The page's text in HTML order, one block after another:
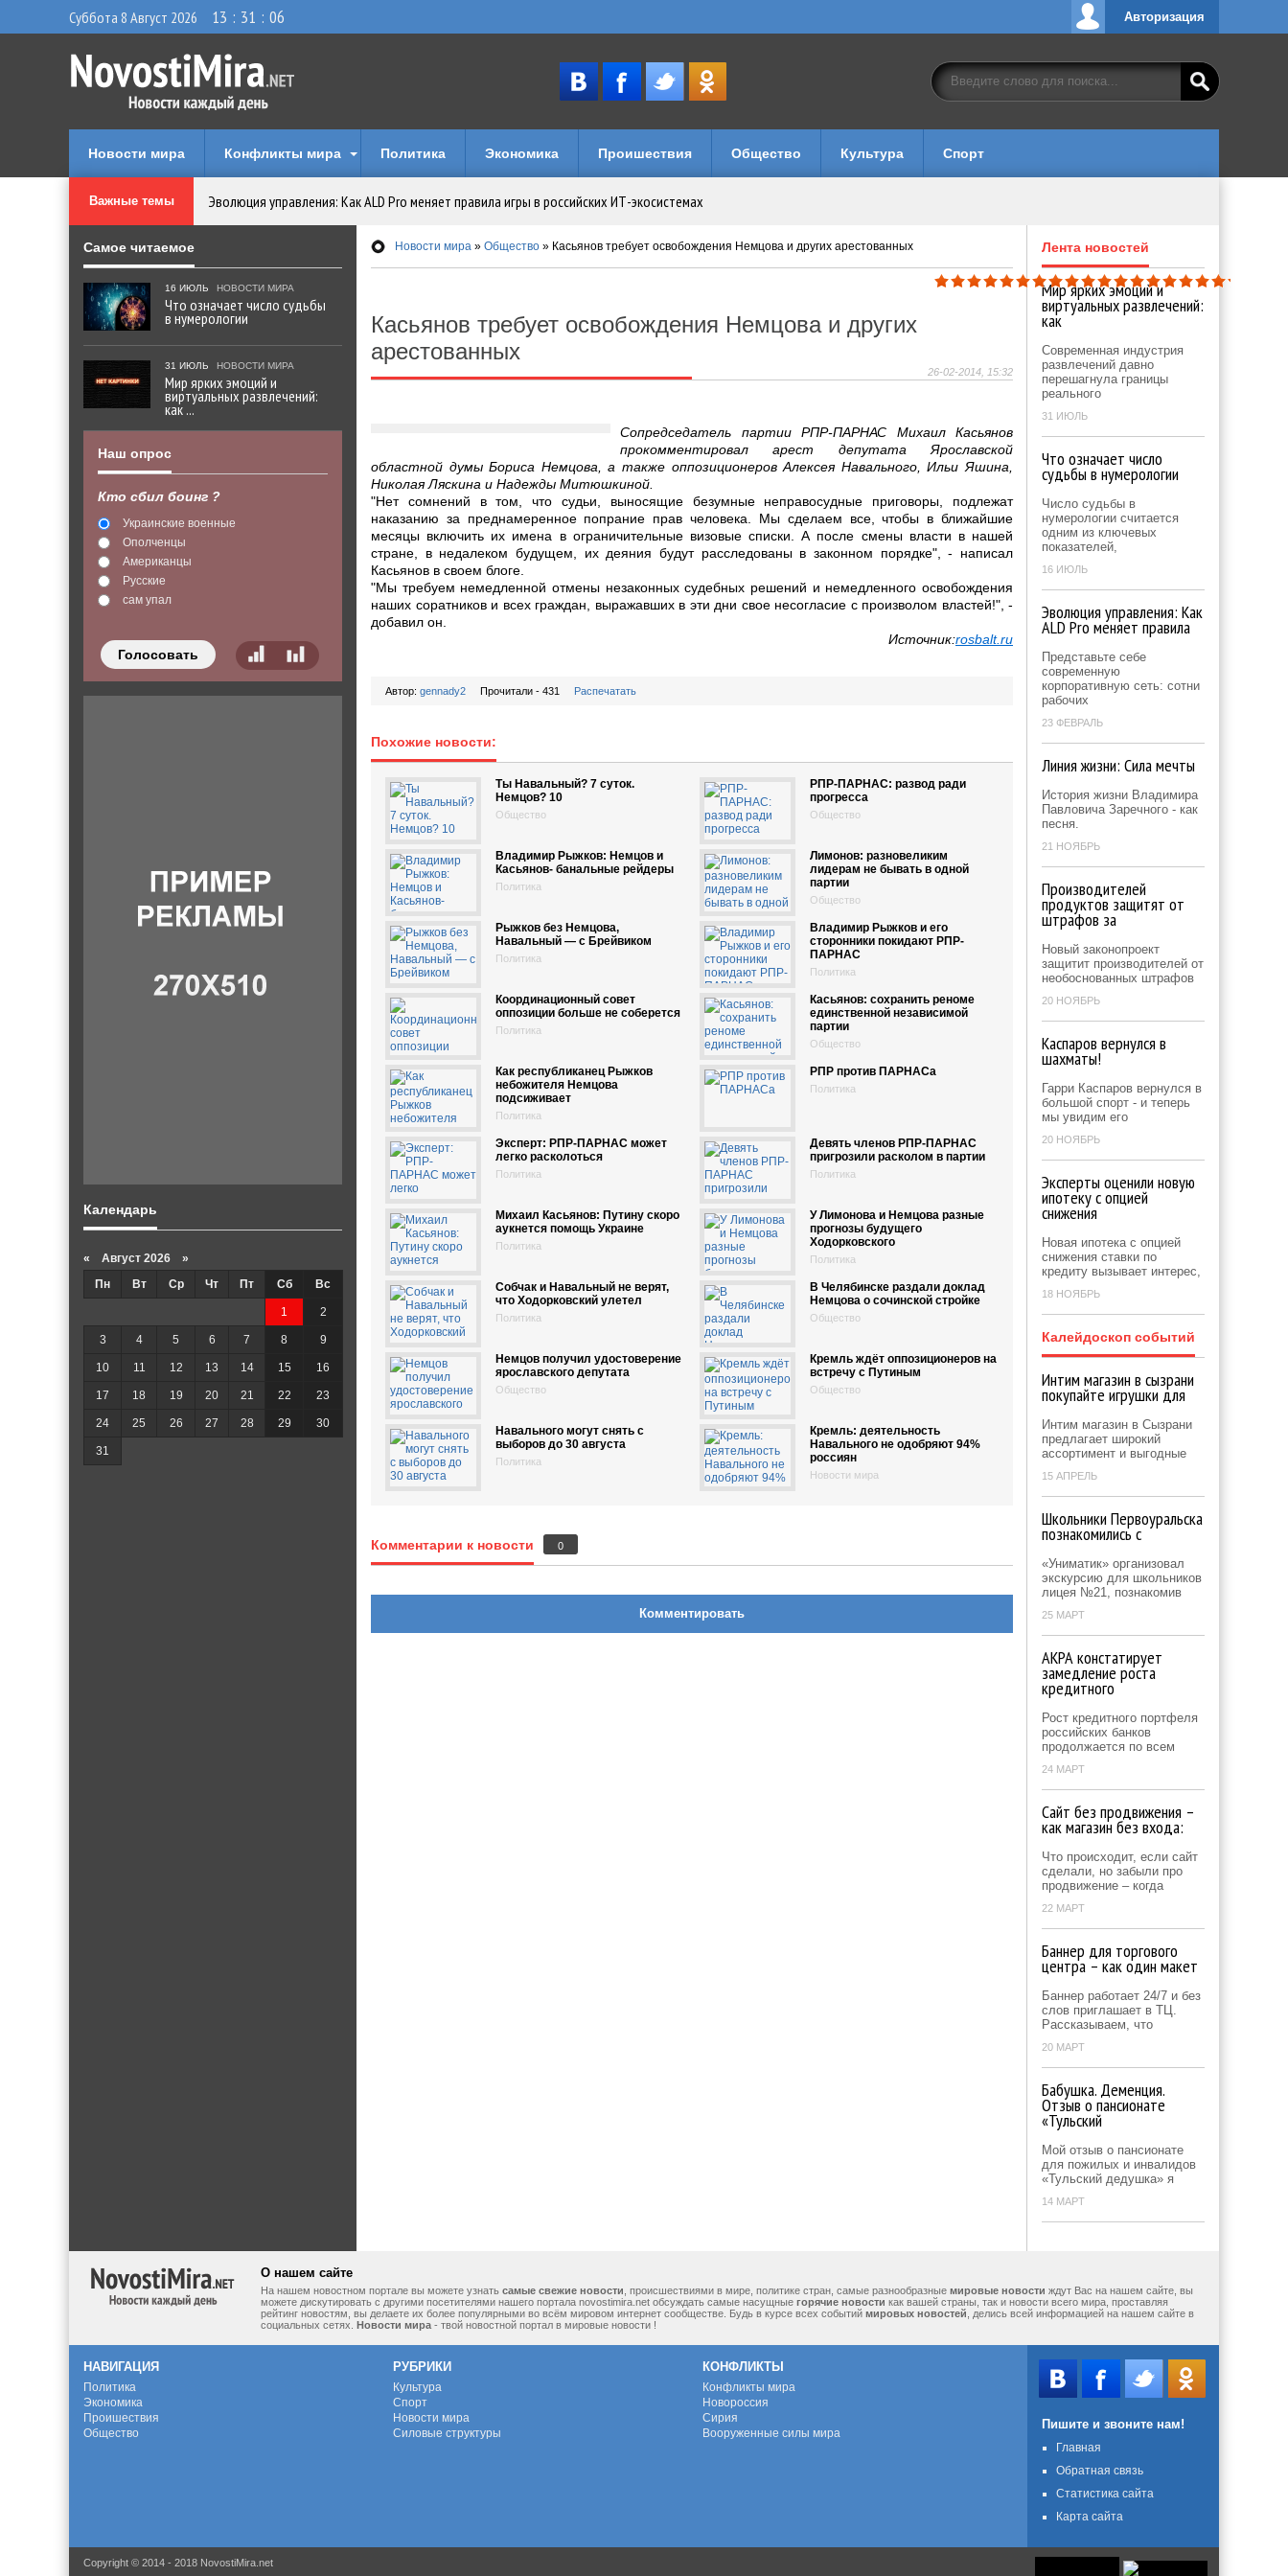
Авторизация
Суббота 8 Август 2026 13 : 31 : 07
Новости мира Конфликты мира Политика Экономика Проишествия Общество Культура Спорт
Важные темы Эволюция управления: Как ALD Pro меняет правила игры в российских ИТ-экосистемах
Криптовалюту предложили признать имуществом в Уголовном кодексе
Идеи, куда сходить с детьми в парки, музеи и кафе
Мир ярких эмоций и виртуальных развлечений: как устроен досуг на игровых порталах
Что означает число судьбы в нумерологии
Новости мира » Общество » Касьянов требует освобождения Немцова и других арестованных
Касьянов требует освобождения Немцова и других
арестованных
26-02-2014, 15:32
Сопредседатель партии РПР-ПАРНАС Михаил Касьянов
прокомментировал арест депутата Ярославской
областной думы Бориса Немцова, а также оппозиционеров Алексея Навального, Ильи Яшина,
Николая Ляскина и Надежды Митюшкиной.
"Нет сомнений в том, что судьи, выносящие безумные неправосудные приговоры, подлежат
наказанию за преднамеренное попрание прав человека. Мы сделаем все, чтобы в ближайшие
месяцы включить их имена в ограничительные визовые списки. А после смены власти в нашей
стране, в недалеком будущем, их деяния будут расследованы в законном порядке", - написал
Касьянов в своем блоге.
"Мы требуем немедленной отмены незаконных судебных решений и немедленного освобождения
наших соратников и всех граждан, выражавших в эти дни свое несогласие с произволом властей!", -
добавил он.
Источник:rosbalt.ru
Автор: gennady2 Прочитали - 431 Распечатать
Похожие новости:
Ты Навальный? 7 суток.
Немцов? 10
Общество
РПР-ПАРНАС: развод ради
прогресса
Общество
Владимир Рыжков: Немцов и
Касьянов- банальные рейдеры
Политика
Лимонов: разновеликим
лидерам не бывать в одной
партии
Общество
Рыжков без Немцова,
Навальный — с Брейвиком
Политика
Владимир Рыжков и его
сторонники покидают РПР-
ПАРНАС
Политика
Координационный совет
оппозиции больше не соберется
Политика
Касьянов: сохранить реноме
единственной независимой
партии
Общество
Как республиканец Рыжков
небожителя Немцова
подсиживает
Политика
РПР против ПАРНАСа
Политика
Эксперт: РПР-ПАРНАС может
легко расколоться
Политика
Девять членов РПР-ПАРНАС
пригрозили расколом в партии
Политика
Михаил Касьянов: Путину скоро
аукнется помощь Украине
Политика
У Лимонова и Немцова разные
прогнозы будущего
Ходорковского
Политика
Собчак и Навальный не верят,
что Ходорковский улетел
Политика
В Челябинске раздали доклад
Немцова о сочинской стройке
Общество
Немцов получил удостоверение
ярославского депутата
Общество
Кремль ждёт оппозиционеров на
встречу с Путиным
Общество
Навального могут снять с
выборов до 30 августа
Политика
Кремль: деятельность
Навального не одобряют 94%
россиян
Новости мира
Комментарии к новости 0
Комментировать
Самое читаемое
16 ИЮЛЬ НОВОСТИ МИРА
Что означает число судьбы
в нумерологии
31 ИЮЛЬ НОВОСТИ МИРА
Мир ярких эмоций и
виртуальных развлечений:
как ...
Наш опрос
Кто сбил боинг ?
Украинские военные
Ополченцы
Американцы
Русские
сам упал
Голосовать
Календарь
« Август 2026 »
Пн
Вт Ср Чт Пт Сб Вс
1 2
3 4 5 6 7 8 9
10 11 12 13 14 15 16
17 18 19 20 21 22 23
24 25 26 27 28 29 30
31
Лента новостей
Мир ярких эмоций и
виртуальных развлечений:
как
Современная индустрия
развлечений давно
перешагнула границы
реального
31 ИЮЛЬ
Что означает число
судьбы в нумерологии
Число судьбы в
нумерологии считается
одним из ключевых
показателей,
16 ИЮЛЬ
Эволюция управления: Как
ALD Pro меняет правила
Представьте себе
современную
корпоративную сеть: сотни
рабочих
23 ФЕВРАЛЬ
Линия жизни: Сила мечты
История жизни Владимира
Павловича Заречного - как
песня.
21 НОЯБРЬ
Производителей
продуктов защитят от
штрафов за
Новый законопроект
защитит производителей от
необоснованных штрафов
20 НОЯБРЬ
Каспаров вернулся в
шахматы!
Гарри Каспаров вернулся в
большой спорт - и теперь
мы увидим его
20 НОЯБРЬ
Эксперты оценили новую
ипотеку с опцией
снижения
Новая ипотека с опцией
снижения ставки по
кредиту вызывает интерес,
18 НОЯБРЬ
Калейдоскоп событий
Интим магазин в сызрани
покупайте игрушки для
Интим магазин в Сызрани
предлагает широкий
ассортимент и выгодные
15 АПРЕЛЬ
Школьники Первоуральска
познакомились с
«Униматик» организовал
экскурсию для школьников
лицея №21, познакомив
25 МАРТ
АКРА констатирует
замедление роста
кредитного
Рост кредитного портфеля
российских банков
продолжается по всем
24 МАРТ
Сайт без продвижения –
как магазин без входа:
Что происходит, если сайт
сделали, но забыли про
продвижение – когда
22 МАРТ
Баннер для торгового
центра – как один макет
Баннер работает 24/7 и без
слов приглашает в ТЦ.
Рассказываем, что
20 МАРТ
Бабушка. Деменция.
Отзыв о пансионате
«Тульский
Мой отзыв о пансионате
для пожилых и инвалидов
«Тульский дедушка» я
14 МАРТ
О нашем сайте
На нашем новостном портале вы можете узнать самые свежие новости , происшествиями в мире, политике стран, самые разнообразные мировые новости ждут Вас на нашем сайте, вы
можете дискутировать с другими посетителями нашего портала novostimira.net обсуждать самые насущные горячие новости как вашей страны, так и новости всего мира, проставляя
рейтинг новостям, вы делаете их более популярными во всём мировом интернет сообществе. Будь в курсе всех событий мировых новостей , делись всей информацией на нашем сайте в
социальных сетях. Новости мира - твой новостной портал в мировые новости !
НАВИГАЦИЯ
Политика
Экономика
Проишествия
Общество
РУБРИКИ
Культура
Спорт
Новости мира
Силовые структуры
КОНФЛИКТЫ
Конфликты мира
Новороссия
Сирия
Вооруженные силы мира
Пишите и звоните нам!
Главная
Обратная связь
Статистика сайта
Карта сайта
Copyright © 2014 - 2018 NovostiMira.net